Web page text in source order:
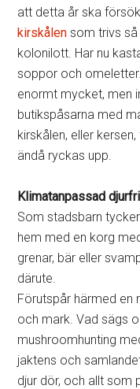
att detta år ska
kirskålen som trivs
kolonilott. Har nu
soppor och
enormt mycket, men
butikspåsarna med
kirskålen, eller
ändå ryckas upp.
Klimatanpassad
Som stadsbarn
hem med en korg
grenar, bär eller
därute.
Förutspår härmed en
och mark. Vad sägs
mushroomhunting
jaktens och
djur dör, och allt som